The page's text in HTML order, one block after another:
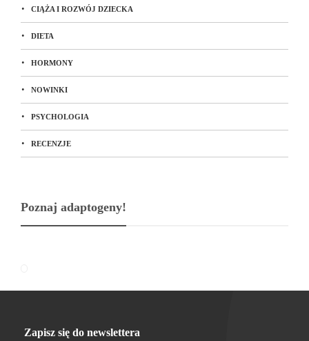
CIĄŻA I ROZWÓJ DZIECKA
DIETA
HORMONY
NOWINKI
PSYCHOLOGIA
RECENZJE
Poznaj adaptogeny!
Zapisz się do newslettera